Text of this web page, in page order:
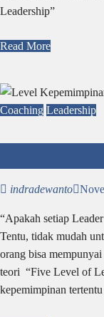
Leadership”
Read More
Coaching Leadership
indradewanto
“Apakah setiap
Tentu, tidak mudah
orang bisa
teori “Five Level of
kepemimpinan